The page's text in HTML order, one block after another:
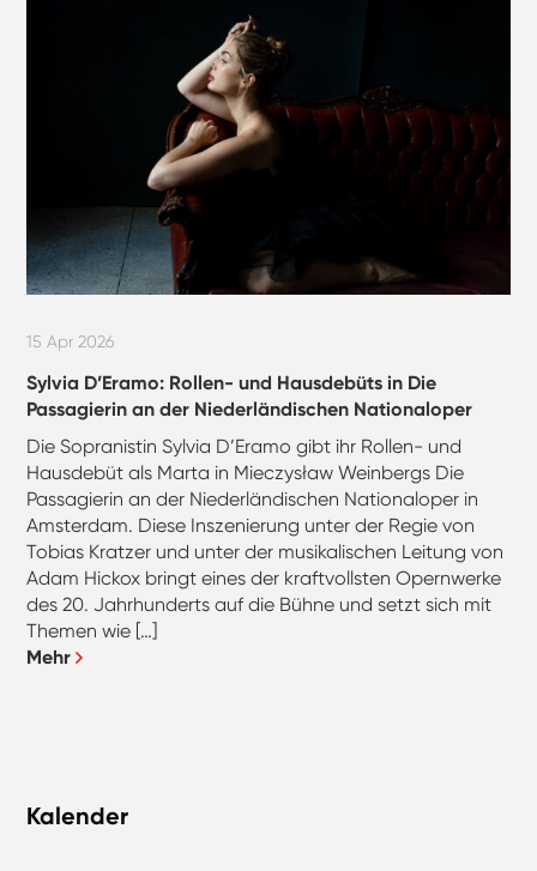
15 Apr 2026
Sylvia D’Eramo: Rollen- und Hausdebüts in Die
Passagierin an der Niederländischen Nationaloper
Die Sopranistin Sylvia D’Eramo gibt ihr Rollen- und
Hausdebüt als Marta in Mieczysław Weinbergs Die
Passagierin an der Niederländischen Nationaloper in
Amsterdam. Diese Inszenierung unter der Regie von
Tobias Kratzer und unter der musikalischen Leitung von
Adam Hickox bringt eines der kraftvollsten Opernwerke
des 20. Jahrhunderts auf die Bühne und setzt sich mit
Themen wie […]
Mehr
Kalender